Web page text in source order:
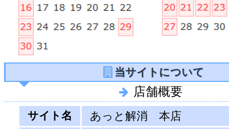
当サイトについて
店舗概要
サイト名 あっと解消 本店